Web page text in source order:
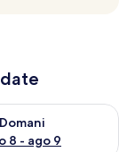
- ago 8
Domani
8 - ago 9
per